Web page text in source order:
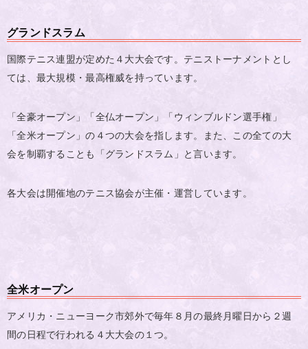
グランドスラム
国際テニス連盟が定めた４大大会です。テニストーナメントとし
ては、最大規模・最高権威を持っています。
「全豪オープン」「全仏オープン」「ウィンブルドン選手権」
「全米オープン」の４つの大会を指します。また、この全ての大
会を制覇することも「グランドスラム」と言います。
各大会は開催地のテニス協会が主催・運営しています。
全米オープン
アメリカ・ニューヨーク市郊外で毎年８月の最終月曜日から２週
間の日程で行われる４大大会の１つ。